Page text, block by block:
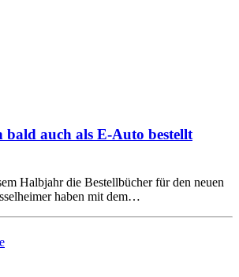
bald auch als E-Auto bestellt
Halbjahr die Bestellbücher für den neuen
haben mit dem…